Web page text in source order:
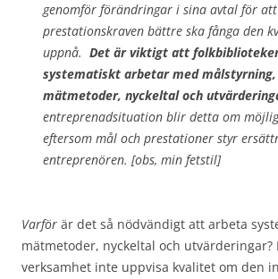
genomför förändringar i sina avtal för att
prestationskraven bättre ska fånga den
uppnå. Det är viktigt att
systematiskt arbetar med
mätmetoder, nyckeltal och
entreprenadsituation blir detta om
eftersom mål och prestationer styr
entreprenören. [obs, min fetstil]
Varför är det så nödvändigt att arbeta
mätmetoder, nyckeltal och utvärderingar?
verksamhet inte uppvisa kvalitet om den